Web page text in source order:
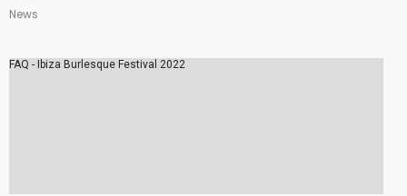
News
FAQ - Ibiza Burlesque Festival 2022